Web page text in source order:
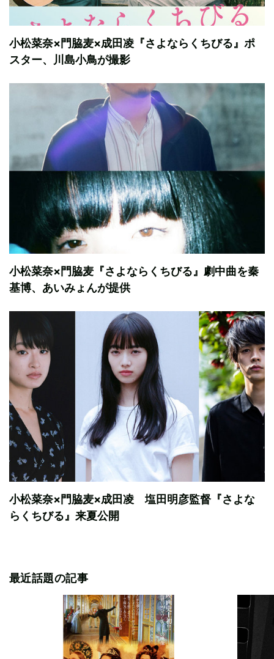
小松菜奈×門脇麦×成田凌『さよならくちびる』ポ
スター、川島小鳥が撮影
小松菜奈×門脇麦『さよならくちびる』劇中曲を秦
基博、あいみょんが提供
小松菜奈×門脇麦×成田凌 塩田明彦監督『さよな
らくちびる』来夏公開
最近話題の記事